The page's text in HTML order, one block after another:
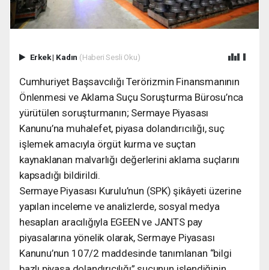
Erkek| Kadın (Haberi Sesli Oku)
Cumhuriyet Başsavcılığı Terörizmin Finansmanının
Önlenmesi ve Aklama Suçu Soruşturma Bürosu’nca
yürütülen soruşturmanın; Sermaye Piyasası
Kanunu’na muhalefet, piyasa dolandırıcılığı, suç
işlemek amacıyla örgüt kurma ve suçtan
kaynaklanan malvarlığı değerlerini aklama suçlarını
kapsadığı bildirildi.
Sermaye Piyasası Kurulu’nun (SPK) şikâyeti üzerine
yapılan inceleme ve analizlerde, sosyal medya
hesapları aracılığıyla EGEEN ve JANTS pay
piyasalarına yönelik olarak, Sermaye Piyasası
Kanunu’nun 107/2 maddesinde tanımlanan “bilgi